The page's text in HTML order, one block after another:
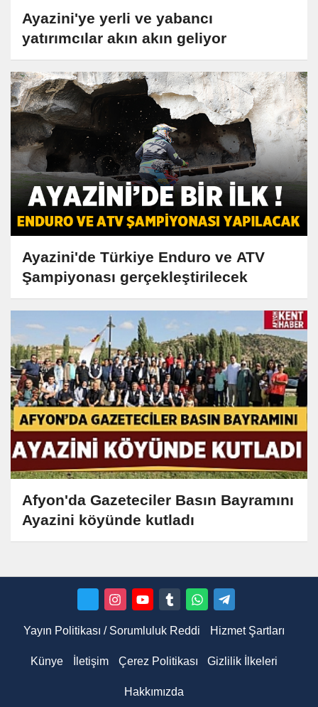
Ayazini'ye yerli ve yabancı
yatırımcılar akın akın geliyor
Ayazini'de Türkiye Enduro ve ATV
Şampiyonası gerçekleştirilecek
Afyon'da Gazeteciler Basın Bayramını
Ayazini köyünde kutladı
Yayın Politikası / Sorumluluk Reddi Hizmet Şartları
Künye İletişim Çerez Politikası Gizlilik İlkeleri
Hakkımızda